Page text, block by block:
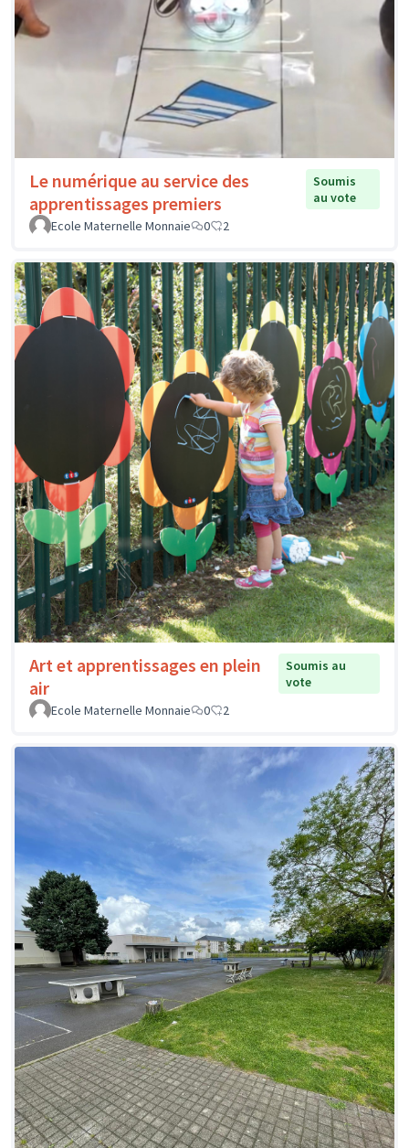
Le numérique au service des
apprentissages premiers
Soumis
au vote
Ecole Maternelle Monnaie
0 2
Art et apprentissages en plein
air
Soumis au
vote
Ecole Maternelle Monnaie
0 2